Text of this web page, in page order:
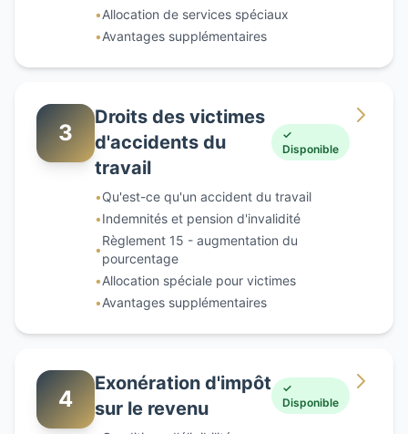
•Allocation de services spéciaux
•Avantages supplémentaires
3
Droits des victimes
d'accidents du
travail
✓
Disponible
•Qu'est-ce qu'un accident du travail
•Indemnités et pension d'invalidité
•
Règlement 15 - augmentation du
pourcentage
•Allocation spéciale pour victimes
•Avantages supplémentaires
4
Exonération d'impôt
sur le revenu
✓
Disponible